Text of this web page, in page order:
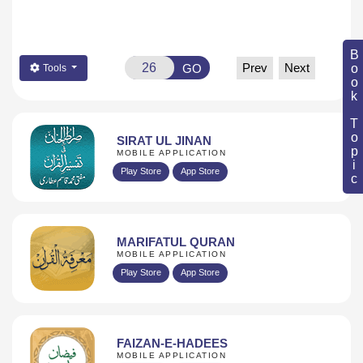
Book Topic
Tools GO Prev Next
SIRAT UL JINAN
MOBILE APPLICATION
Play Store App Store
MARIFATUL QURAN
MOBILE APPLICATION
Play Store App Store
FAIZAN-E-HADEES
MOBILE APPLICATION